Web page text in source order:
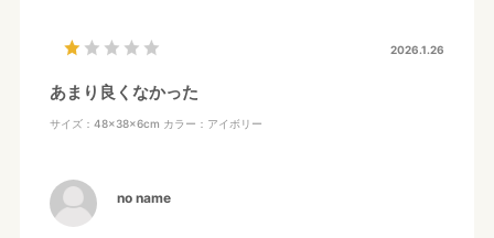
2026.1.26
あまり良くなかった
サイズ：48×38×6cm カラー：アイボリー
no name